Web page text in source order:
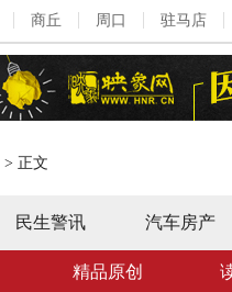
商丘 周口 驻马店
> 正文
民生警讯 汽车房产
精品原创